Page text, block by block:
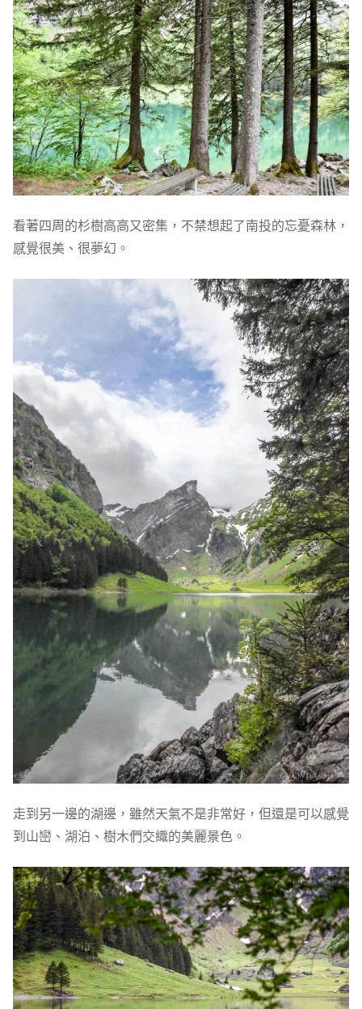
看著四周的杉樹高高又密集，不禁想起了南投的忘憂森林，
感覺很美、很夢幻。
走到另一邊的湖邊，雖然天氣不是非常好，但還是可以感覺
到山巒、湖泊、樹木們交織的美麗景色。